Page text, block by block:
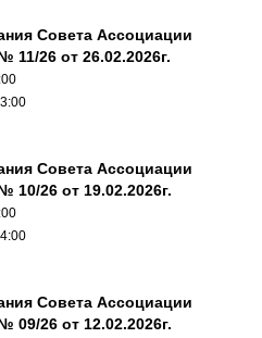
Совета Ассоциации
11/26 от 26.02.2026г.
Совета Ассоциации
10/26 от 19.02.2026г.
Совета Ассоциации
09/26 от 12.02.2026г.